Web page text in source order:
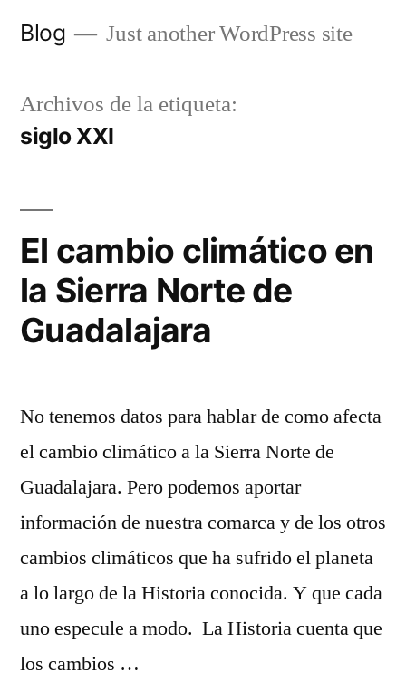
Blog Just another WordPress site
Archivos de la etiqueta:
siglo XXI
El cambio climático en
la Sierra Norte de
Guadalajara
No tenemos datos para hablar de como afecta
el cambio climático a la Sierra Norte de
Guadalajara. Pero podemos aportar
información de nuestra comarca y de los otros
cambios climáticos que ha sufrido el planeta
a lo largo de la Historia conocida. Y que cada
uno especule a modo. La Historia cuenta que
los cambios …